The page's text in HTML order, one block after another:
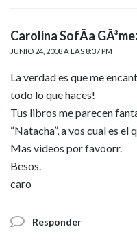
Carolina SofÃ­a
JUNIO 24, 2008 A LAS 8:37 PM
La verdad es que me
todo lo que haces!
Tus libros me parecen
“Natacha”, a vos cual es el
Mas videos por favoorr.
Besos.
caro
Responder